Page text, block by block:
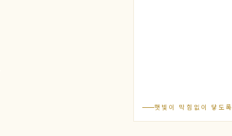
햇빛이 막힘없이 닿도록